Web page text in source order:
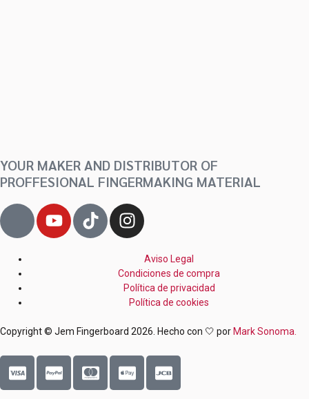
YOUR MAKER AND DISTRIBUTOR OF
PROFFESIONAL FINGERMAKING MATERIAL
J
-
f
a
e
o
o
Y
o
T
i
I
n
a
g
a
Aviso Legal
Condiciones de compra
Política de privacidad
Política de cookies
Copyright © Jem Fingerboard 2026. Hecho con 🤍 porMark Sonoma.
C
c
C
c
C
c
C
c
C
c